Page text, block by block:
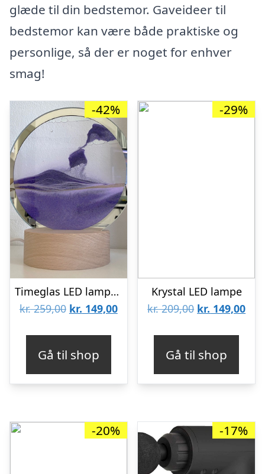
glæde til din bedstemor. Gaveideer til
bedstemor kan være både praktiske og
personlige, så der er noget for enhver
smag!
-42%
Timeglas LED lampe med sand – Rød
kr.259,00 Den
var:
kr. 259,00.
kr. 149,00Den
kr. 149,00.
Gå til shop
-29%
Krystal LED lampe
kr.209,00 Den
var:
kr. 209,00.
kr. 149,00Den
kr.
Gå til shop
-20% -17%